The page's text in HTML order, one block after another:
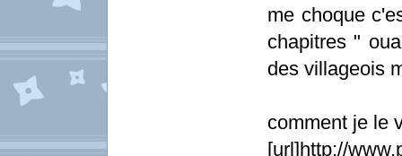
me choque
chapitres "
des villageois
comment je le
[url]http://